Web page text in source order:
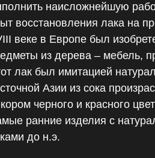
наисложнейшую
восстановления лака на
веке в Европе был
из дерева – мебель,
лак был имитацией
Азии из сока
черного и красного
ранние изделия с
до н.э.